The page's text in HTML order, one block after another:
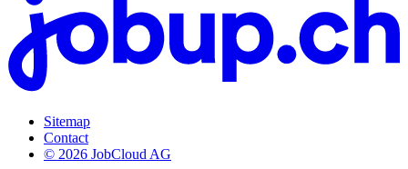
Sitemap
Contact
© 2026 JobCloud AG